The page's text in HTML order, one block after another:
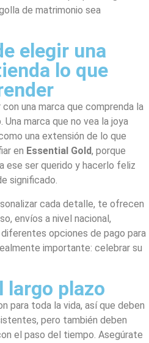
de matrimonio sea
elegir una
lo que
una marca que comprenda la
marca que no vea la joya
una extensión de lo que
en Essential Gold, porque
ese ser querido y hacerlo feliz
significado.
cada detalle, te ofrecen
envíos a nivel nacional,
opciones de pago para
importante: celebrar su
largo plazo
para toda la vida, así que deben
pero también deben
el paso del tiempo. Asegúrate